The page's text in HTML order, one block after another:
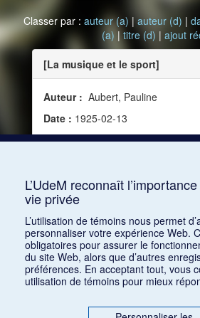
Classer par : auteur (a) | auteur (d) |
(a) | titre (d) | ajout
[La musique et le sport]
Auteur : Aubert, Pauline
Date : 1925-02-13
Source :Le Guide du concert,
L’UdeM reconnaît
vie privée
L’utilisation de témoins nous permet
personnaliser votre expérience Web.
obligatoires pour assurer le
du site Web, alors que d’autres
préférences. En acceptant tout, vous
utilisation de témoins pour mieux